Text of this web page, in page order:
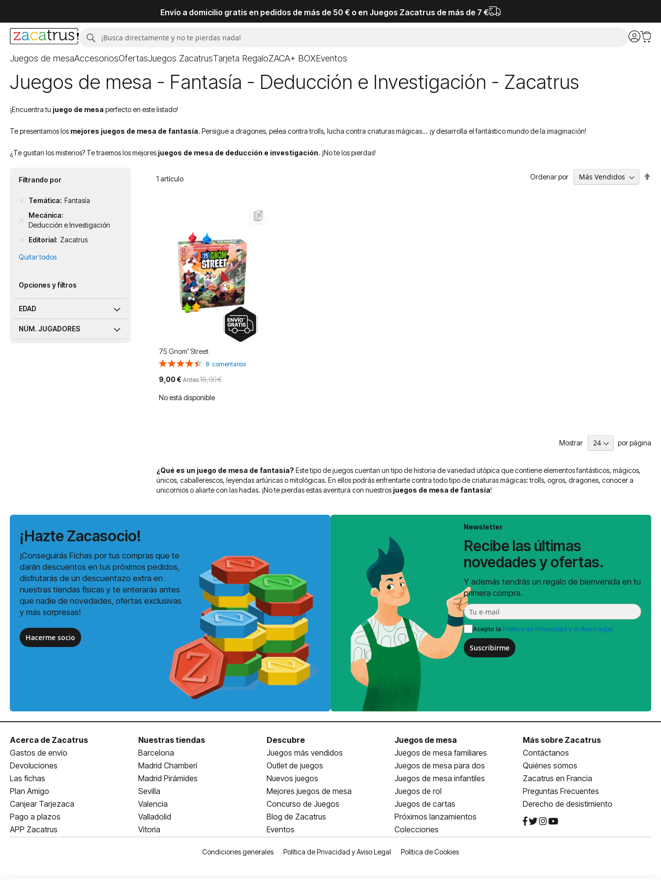
Envío a domicilio gratis en pedidos de más de 50 € o en Juegos Zacatrus de más de 7 €
Buscar
Juegos de mesaAccesoriosOfertasJuegos ZacatrusTarjeta RegaloZACA+ BOXEventos
Juegos de mesa - Fantasía - Deducción e Investigación - Zacatrus
¡Encuentra tu juego de mesa perfecto en este listado!
Te presentamos los mejores juegos de mesa de fantasía. Persigue a dragones, pelea contra trolls, lucha contra criaturas mágicas... ¡y desarrolla el fantástico mundo de la imaginación!
¿Te gustan los misterios? Te traemos los mejores juegos de mesa de deducción e investigación. ¡No te los pierdas!
1 artículo Ordenar por
75 Gnom' Street
Valoración:
8 comentarios
Precio
especial
9,00 € Antes18,00 €
No está disponible
Mostrar por página
¿Qué es un juego de mesa de fantasía? Este tipo de juegos cuentan un tipo de historia de variedad utópica que contiene elementos fantásticos, mágicos,
únicos, caballerescos, leyendas artúricas o mitológicas. En ellos podrás enfrentarte contra todo tipo de criaturas mágicas: trolls, ogros, dragones, conocer a
unicornios o aliarte con las hadas. ¡No te pierdas estas aventura con nuestrosjuegos de mesa de fantasía!
Filtrando por
Temática Fantasía
Mecánica
Deducción e Investigación
Editorial Zacatrus
Quitar todos
Opciones y filtros
EDAD
NÚM. JUGADORES
¡Hazte Zacasocio!
¡Conseguirás Fichas por tus compras que te
darán descuentos en tus próximos pedidos,
disfrutarás de un descuentazo extra en
nuestras tiendas físicas y te enterarás antes
que nadie de novedades, ofertas exclusivas
y más sorpresas!
Hacerme socio
Newsletter
Recibe las últimas
novedades y ofertas.
Y además tendrás un regalo de bienvenida en tu
primera compra.
Acepto la Política de Privacidad y el Aviso legal
Suscribirme
Acerca de Zacatrus
Gastos de envío
Devoluciones
Las fichas
Plan Amigo
Canjear Tarjezaca
Pago a plazos
APP Zacatrus
Nuestras tiendas
Barcelona
Madrid Chamberí
Madrid Pirámides
Sevilla
Valencia
Valladolid
Vitoria
Descubre
Juegos más vendidos
Outlet de juegos
Nuevos juegos
Mejores juegos de mesa
Concurso de Juegos
Blog de Zacatrus
Eventos
Juegos de mesa
Juegos de mesa familiares
Juegos de mesa para dos
Juegos de mesa infantiles
Juegos de rol
Juegos de cartas
Próximos lanzamientos
Colecciones
Más sobre Zacatrus
Contáctanos
Quiénes somos
Zacatrus en Francia
Preguntas Frecuentes
Derecho de desistimiento
Condiciones generales Política de Privacidad y Aviso Legal Política de Cookies